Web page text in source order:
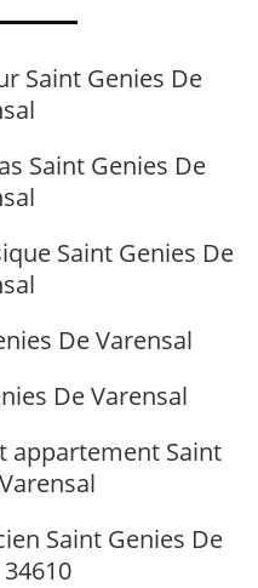
Saint Genies De
Saint Genies De
Saint Genies De
De Varensal
De Varensal
appartement Saint
Saint Genies De